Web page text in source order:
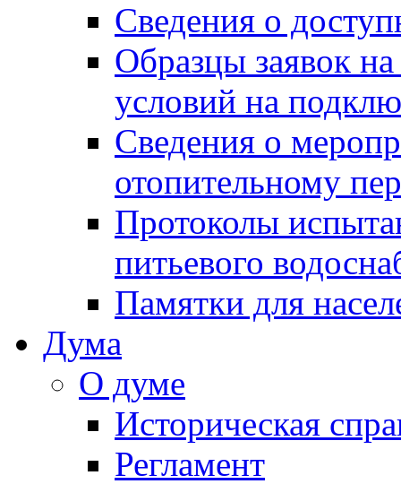
Сведения о
Образцы заявок
условий на
Сведения о
отопительному
Протоколы
питьевого
Памятки для
Дума
О думе
Историческая
Регламент